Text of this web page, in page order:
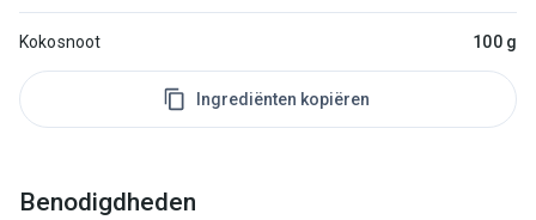
Kokosnoot 100 g
Ingrediënten kopiëren
Benodigdheden